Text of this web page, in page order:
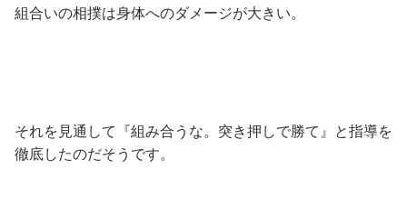
組合いの相撲は身体へのダメージが大きい。
それを見通して『組み合うな。突き押しで勝て』と指導を
徹底したのだそうです。